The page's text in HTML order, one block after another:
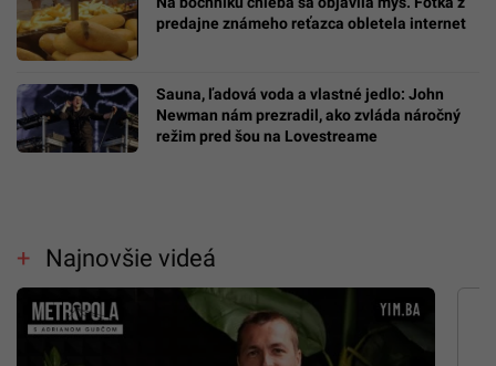
predajne známeho reťazca obletela internet
Sauna, ľadová voda a vlastné jedlo: John
Newman nám prezradil, ako zvláda náročný
režim pred šou na Lovestreame
Najnovšie videá